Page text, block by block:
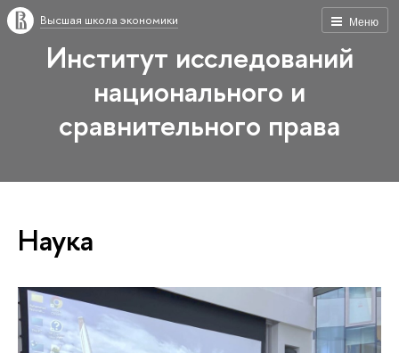
Меню
Высшая школа экономики
Институт исследований
национального и
сравнительного права
Наука